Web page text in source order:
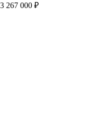
3 267 000 ₽